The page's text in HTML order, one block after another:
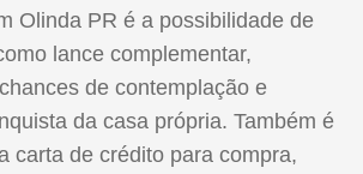
Olinda PR é a possibilidade de
lance complementar,
de contemplação e
da casa própria. Também é
carta de crédito para compra,